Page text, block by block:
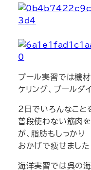
プール実習では機材
ケリング、プール
２日でいろんなこと
普段使わない筋肉
が、脂肪もしっかり
おかげで痩せました
海洋実習では呉の